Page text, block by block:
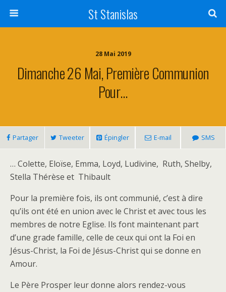
St Stanislas
28 Mai 2019
Dimanche 26 Mai, Première Communion
Pour…
Partager Tweeter Épingler E-mail SMS
… Colette, Eloïse, Emma, Loyd, Ludivine, Ruth, Shelby,
Stella Thérèse et Thibault
Pour la première fois, ils ont communié, c’est à dire
qu’ils ont été en union avec le Christ et avec tous les
membres de notre Eglise. Ils font maintenant part
d’une grade famille, celle de ceux qui ont la Foi en
Jésus-Christ, la Foi de Jésus-Christ qui se donne en
Amour.
Le Père Prosper leur donne alors rendez-vous